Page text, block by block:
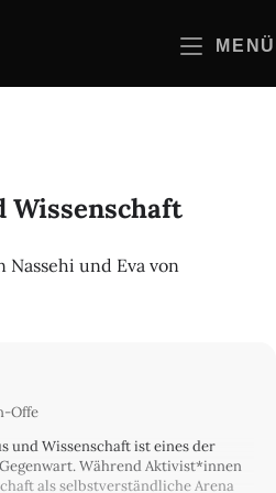
MENÜ
Wissenschaft
und Eva von
Offe
und Wissenschaft ist eines der
Während Aktivist*innen
als selbstverständliche Arena